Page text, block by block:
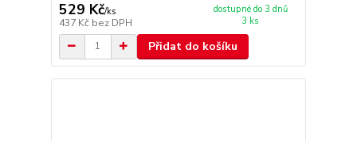
529 Kč/ks
437 Kč bez DPH
dostupné do 3 dnů
3 ks
Přidat do košíku